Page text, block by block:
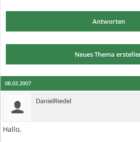
Antworten
Neues Thema
08.03.2007
DanielRiedel
Hallo,